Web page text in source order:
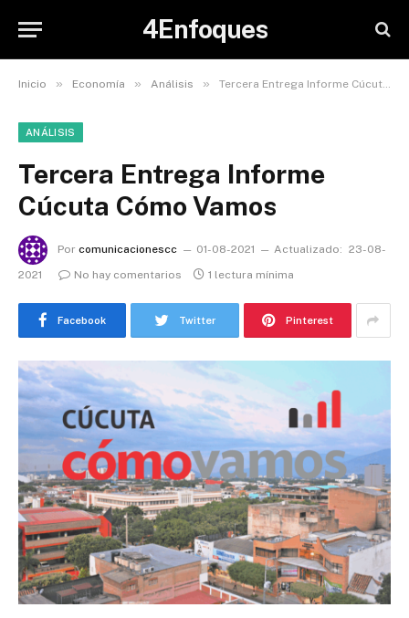
4Enfoques
Inicio » Economía » Análisis » Tercera Entrega Informe Cúcuta Cómo Vamos
ANÁLISIS
Tercera Entrega Informe
Cúcuta Cómo Vamos
Por comunicacionescc 01-08-2021 Actualizado: 23-08-
2021
No hay comentarios 1 lectura mínima
Facebook Twitter Pinterest